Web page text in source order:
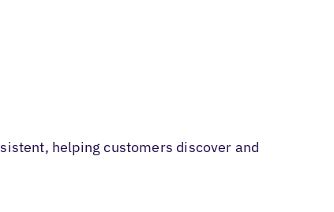
helping customers discover and